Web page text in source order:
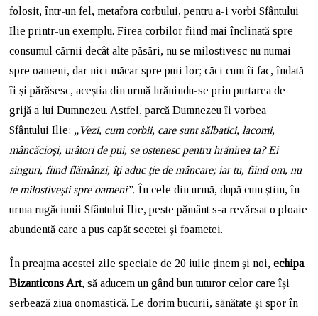
folosit, într-un fel, metafora corbului, pentru a-i vorbi Sfântului
Ilie printr-un exemplu. Firea corbilor fiind mai înclinată spre
consumul cărnii decât alte păsări, nu se milostivesc nu numai
spre oameni, dar nici măcar spre puii lor; căci cum îi fac, îndată
îi și părăsesc, aceștia din urmă hrănindu-se prin purtarea de
grijă a lui Dumnezeu. Astfel, parcă Dumnezeu îi vorbea
Sfântului Ilie: „Vezi, cum corbii, care sunt sălbatici, lacomi,
mâncăcioşi, urâtori de pui, se ostenesc pentru hrănirea ta? Ei
singuri, fiind flămânzi, îţi aduc ţie de mâncare; iar tu, fiind om, nu
te milostiveşti spre oameni”. În cele din urmă, după cum știm, în
urma rugăciunii Sfântului Ilie, peste pământ s-a revărsat o ploaie
abundentă care a pus capăt secetei şi foametei.
În preajma acestei zile speciale de 20 iulie ținem și noi,echipa
Bizanticons Art, să aducem un gând bun tuturor celor care își
serbează ziua onomastică. Le dorim bucurii, sănătate și spor în